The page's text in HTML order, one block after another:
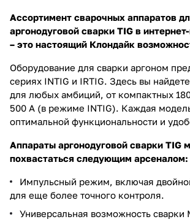
Ассортимент сварочных аппаратов
аргонодуговой сварки TIG в
– это настоящий Клондайк
Оборудование для сварки аргоном
сериях INTIG и IRTIG. Здесь вы
для любых амбиций, от компактных
500 А (в режиме INTIG). Каждая
оптимальной функциональности и
Аппараты аргонодуговой сварки TIG
похвастаться следующим арсеналом:
Импульсный режим, включая
для еще более точного контроля.
Универсальная возможность сварки